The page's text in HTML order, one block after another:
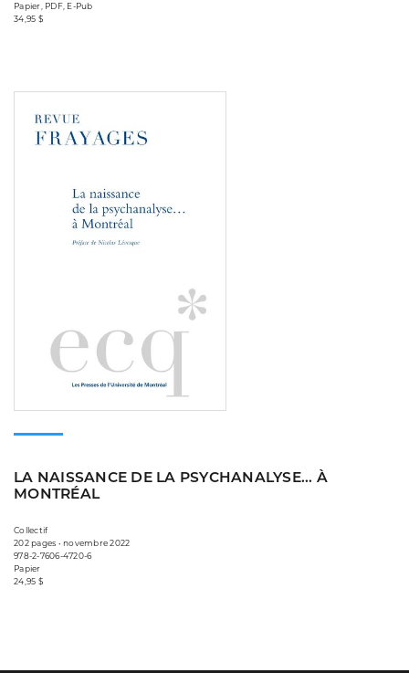
Papier, PDF, E-Pub
34,95 $
LA NAISSANCE DE LA PSYCHANALYSE... À
MONTRÉAL
Collectif
202 pages • novembre 2022
978-2-7606-4720-6
Papier
24,95 $